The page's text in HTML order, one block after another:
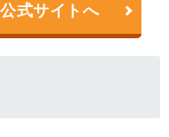
式サイトへ